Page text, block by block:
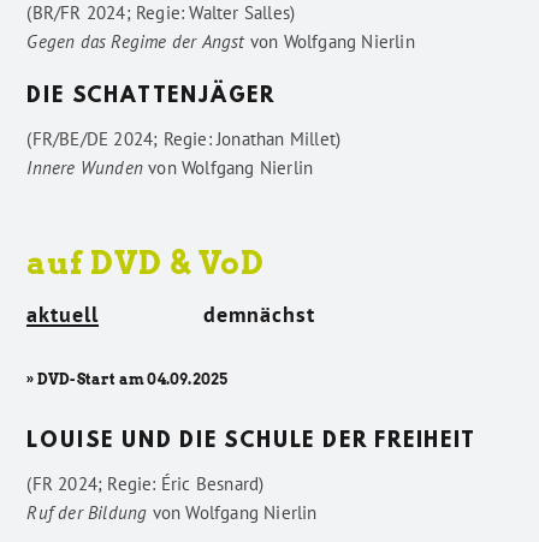
(BR/FR 2024; Regie: Walter Salles)
Gegen das Regime der Angstvon Wolfgang Nierlin
DIE SCHATTENJÄGER
(FR/BE/DE 2024; Regie: Jonathan Millet)
Innere Wunden vonWolfgang Nierlin
auf DVD & VoD
aktuell demnächst
» DVD-Start am 04.09.2025
LOUISE UND DIE SCHULE DER FREIHEIT
(FR 2024; Regie: Éric Besnard)
Ruf der Bildung vonWolfgang Nierlin